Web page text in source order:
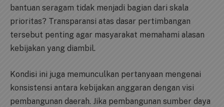
bantuan seragam tidak menjadi bagian dari skala
prioritas? Transparansi atas dasar pertimbangan
tersebut penting agar masyarakat memahami alasan
kebijakan yang diambil.
Kondisi ini juga memunculkan pertanyaan mengenai
konsistensi antara kebijakan anggaran dengan visi
pembangunan daerah. Jika pembangunan sumber daya